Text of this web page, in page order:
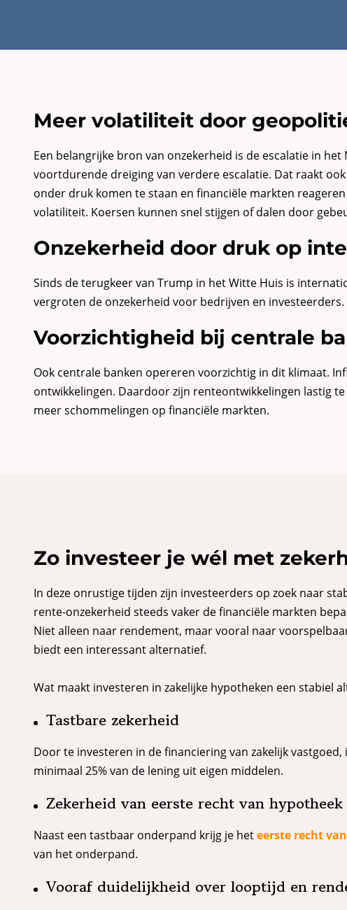
Meer volatiliteit door
Een belangrijke bron van onzekerheid is de escalatie in
voortdurende dreiging van verdere escalatie. Dat raakt
onder druk komen te staan en financiële markten
volatiliteit. Koersen kunnen snel stijgen of dalen door
Onzekerheid door druk op
Sinds de terugkeer van Trump in het Witte Huis is
vergroten de onzekerheid voor bedrijven en
Voorzichtigheid bij centrale
Ook centrale banken opereren voorzichtig in dit klimaat.
ontwikkelingen. Daardoor zijn renteontwikkelingen lastig
meer schommelingen op financiële markten.
Zo investeer je wél met
In deze onrustige tijden zijn investeerders op zoek naar
rente-onzekerheid steeds vaker de financiële markten
Niet alleen naar rendement, maar vooral naar
biedt een interessant alternatief.
Wat maakt investeren in zakelijke hypotheken een stabiel
Tastbare zekerheid
Door te investeren in de financiering van zakelijk
minimaal 25% van de lening uit eigen middelen.
Zekerheid van eerste recht van hypotheek
Naast een tastbaar onderpand krijg je heteerste recht
van het onderpand.
Vooraf duidelijkheid over looptijd en